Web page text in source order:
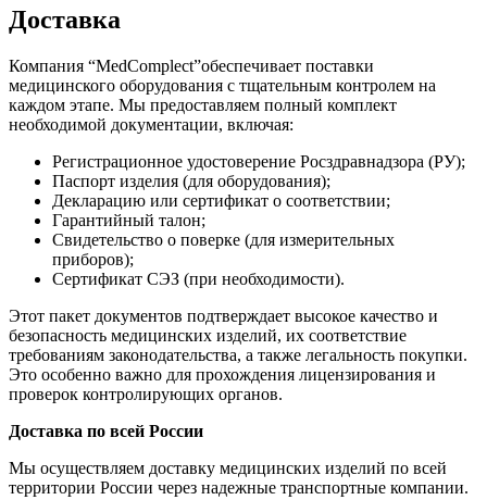
Доставка
Компания “MedComplect”обеспечивает поставки
медицинского оборудования с тщательным контролем на
каждом этапе. Мы предоставляем полный комплект
необходимой документации, включая:
Регистрационное удостоверение Росздравнадзора (РУ);
Паспорт изделия (для оборудования);
Декларацию или сертификат о соответствии;
Гарантийный талон;
Свидетельство о поверке (для измерительных
приборов);
Сертификат СЭЗ (при необходимости).
Этот пакет документов подтверждает высокое качество и
безопасность медицинских изделий, их соответствие
требованиям законодательства, а также легальность покупки.
Это особенно важно для прохождения лицензирования и
проверок контролирующих органов.
Доставка по всей России
Мы осуществляем доставку медицинских изделий по всей
территории России через надежные транспортные компании.